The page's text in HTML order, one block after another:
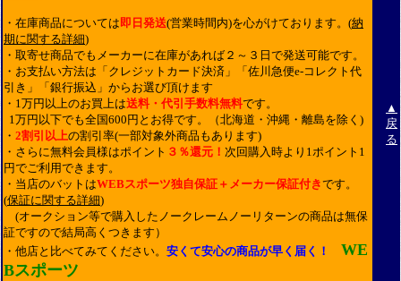
・在庫商品については即日発送(営業時間内)を心がけております。(納
期に関する詳細)
・取寄せ商品でもメーカーに在庫があれば２～３日で発送可能です。
・お支払い方法は「クレジットカード決済」「佐川急便e-コレクト代
引き」「銀行振込」からお選び頂けます
・1万円以上のお買上は送料・代引手数料無料です。
1万円以下でも全国600円とお得です。（北海道・沖縄・離島を除く)
・ 2割引以上の割引率(一部対象外商品もあります)
・さらに無料会員様はポイント ３％還元！ 次回購入時より1ポイント1
円でご利用できます。
・当店のバットはWEBスポーツ独自保証＋メーカー保証付きです。
(保証に関する詳細)
(オークション等で購入したノークレームノーリターンの商品は無保
証ですので結局高くつきます）
・他店と比べてみてください。 安くて安心の商品が早く届く！
WE
Bスポーツ
▲
戻
る